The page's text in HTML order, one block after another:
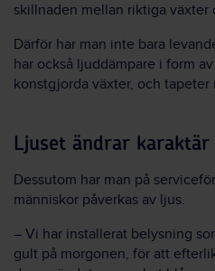
skillnaden mellan riktiga växter
Därför har man inte bara
har också ljuddämpare i form
konstgjorda växter, och
Ljuset ändrar karaktär
Dessutom har man på
människor påverkas av ljus.
– Vi har installerat belysning
gult på morgonen, för att